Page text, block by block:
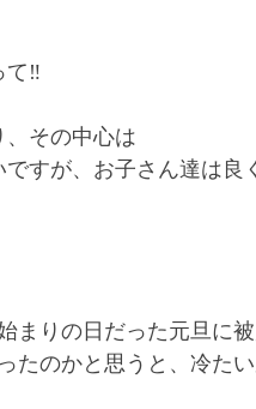
て‼️
その中心は
すが、お子さん達は良
まりの日だった元旦に被
たのかと思うと、冷た